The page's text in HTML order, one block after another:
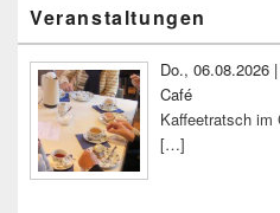
Seitenleisten-
Widgetbereich
Veranstaltungen
Do., 06.08.2026
Café
Kaffeetratsch im
[…]